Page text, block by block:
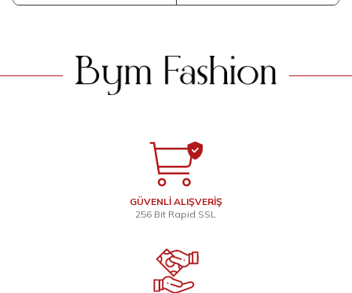
GÜVENLİ ALIŞVERİŞ
256 Bit Rapid SSL